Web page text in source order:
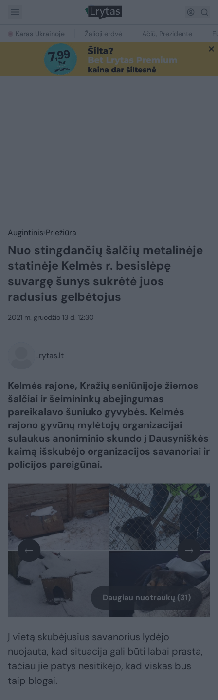
Karas Ukrainoje Žalioji erdvė Ačiū, Prezidente
Augintinis Priežiūra
Nuo stingdančių šalčių metalinėje
statinėje Kelmės r. besislėpę
suvargę šunys sukrėtė juos
radusius gelbėtojus
2021 m. gruodžio 13 d. 12:30
Lrytas.lt
Kelmės rajone, Kražių seniūnijoje žiemos
šalčiai ir šeimininkų abejingumas
pareikalavo šuniuko gyvybės. Kelmės
rajono gyvūnų mylėtojų organizacijai
sulaukus anoniminio skundo į Dausyniškės
kaimą išskubėjo organizacijos savanoriai ir
policijos pareigūnai.
Daugiau nuotraukų (31)
Į vietą skubėjusius savanorius lydėjo
nuojauta, kad situacija gali būti labai prasta,
tačiau jie patys nesitikėjo, kad viskas bus
taip blogai.